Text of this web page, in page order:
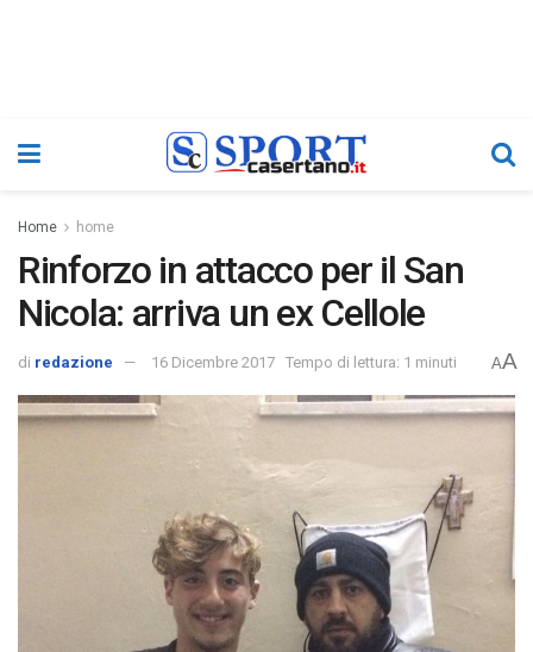
Home home
Rinforzo in attacco per il San
Nicola: arriva un ex Cellole
di redazione 16 Dicembre 2017 Tempo di lettura: 1 minuti AA